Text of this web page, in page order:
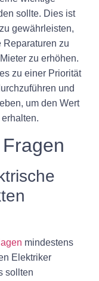
sollte. Dies ist
gewährleisten,
Reparaturen zu
zu erhöhen.
zu einer Priorität
und
um den Wert
mindestens
Elektriker
sollten